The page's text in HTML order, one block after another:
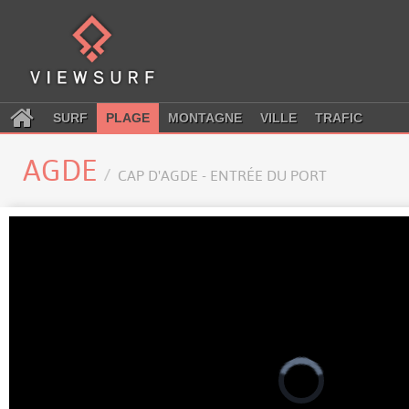
SURF PLAGE MONTAGNE VILLE TRAFIC
AGDE CAP D'AGDE - ENTRÉE DU PORT